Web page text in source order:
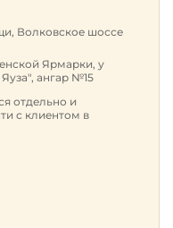
Волковское шоссе
Ярмарки, у
ангар №15
отдельно и
с клиентом в